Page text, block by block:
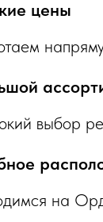
цены
выбор
на